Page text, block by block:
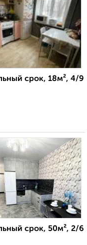
срок, 18м², 4/9
срок, 50м², 2/6